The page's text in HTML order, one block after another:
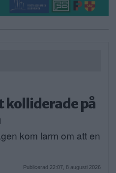
kolliderade på
kom larm om att en
Publicerad 22:07, 8 augusti 2026